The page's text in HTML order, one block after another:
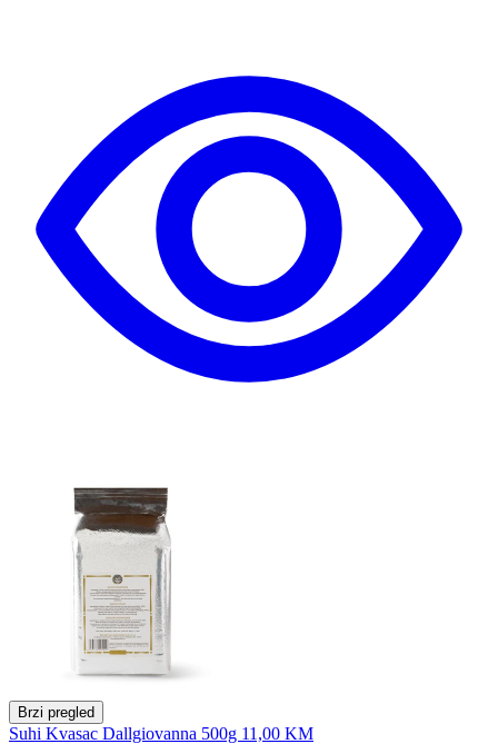
Brzi pregled
Suhi Kvasac Dallgiovanna 500g 11,00 KM